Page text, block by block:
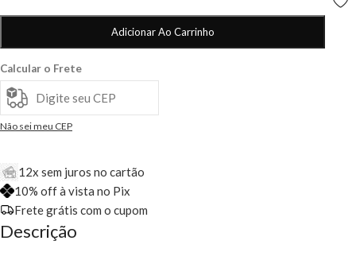
Adicionar Ao Carrinho
Calcular o Frete
Não sei meu CEP
12x sem juros no cartão
10% off à vista no Pix
Frete grátis com o cupom
Descrição